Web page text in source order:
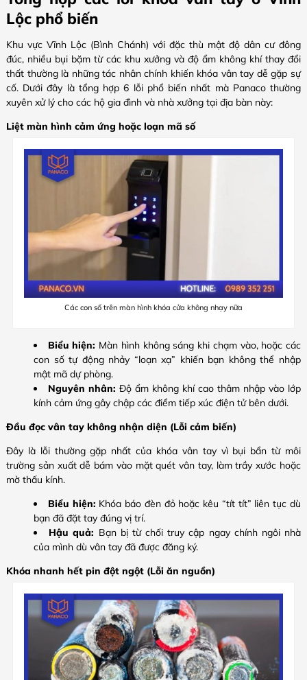
Lộc phổ biến
Khu vực Vĩnh Lộc (Bình Chánh) với đặc thù mật độ dân cư đông
đúc, nhiều bụi bặm từ các khu xưởng và độ ẩm không khí thay đổi
thất thường là những tác nhân chính khiến khóa vân tay dễ gặp sự
cố. Dưới đây là tổng hợp 6 lỗi phổ biến nhất mà Panaco thường
xuyên xử lý cho các hộ gia đình và nhà xưởng tại địa bàn này:
Liệt màn hình cảm ứng hoặc loạn mã số
Các con số trên màn hình khóa cửa không nhạy nữa
Biểu hiện: Màn hình không sáng khi chạm vào, hoặc các
con số tự động nhảy “loạn xạ” khiến bạn không thể nhập
mật mã dự phòng.
Nguyên nhân: Độ ẩm không khí cao thâm nhập vào lớp
kính cảm ứng gây chập các điểm tiếp xúc điện tử bên dưới.
Đầu đọc vân tay không nhận diện (Lỗi cảm biến)
Đây là lỗi thường gặp nhất của khóa vân tay vì bụi bẩn từ môi
trường sản xuất dễ bám vào mặt quét vân tay, làm trầy xước hoặc
mờ thấu kính.
Biểu hiện: Khóa báo đèn đỏ hoặc kêu “tít tít” liên tục dù
bạn đã đặt tay đúng vị trí.
Hậu quả: Bạn bị từ chối truy cập ngay chính ngôi nhà
của mình dù vân tay đã được đăng ký.
Khóa nhanh hết pin đột ngột (Lỗi ăn nguồn)